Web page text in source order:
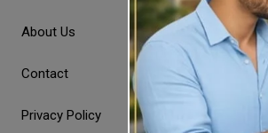
About Us
Contact
Privacy Policy